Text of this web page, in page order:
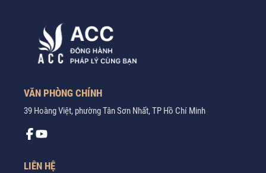
VĂN PHÒNG CHÍNH
39 Hoàng Việt, phường Tân Sơn Nhất, TP Hồ Chí Minh
LIÊN HỆ